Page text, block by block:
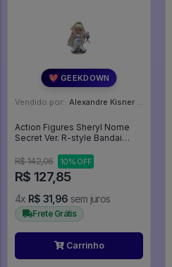
💖 GEEKDOWN
Vendido por: Alexandre Kisner - PR
Action Figures Sheryl Nome
Secret Ver. R-style Bandai
R$ 142,06
10% OFF
R$ 127,85
4x R$ 31,96 sem juros
Frete Grátis
Carrinho